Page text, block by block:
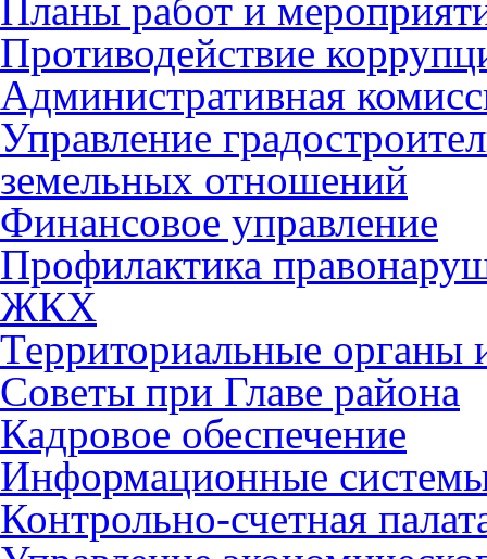
Планы работ и
Противодействие
Административная
Управление
земельных отношений
Финансовое управление
Профилактика
ЖКХ
Территориальные органы
Советы при Главе района
Кадровое обеспечение
Информационные
Контрольно-счетная